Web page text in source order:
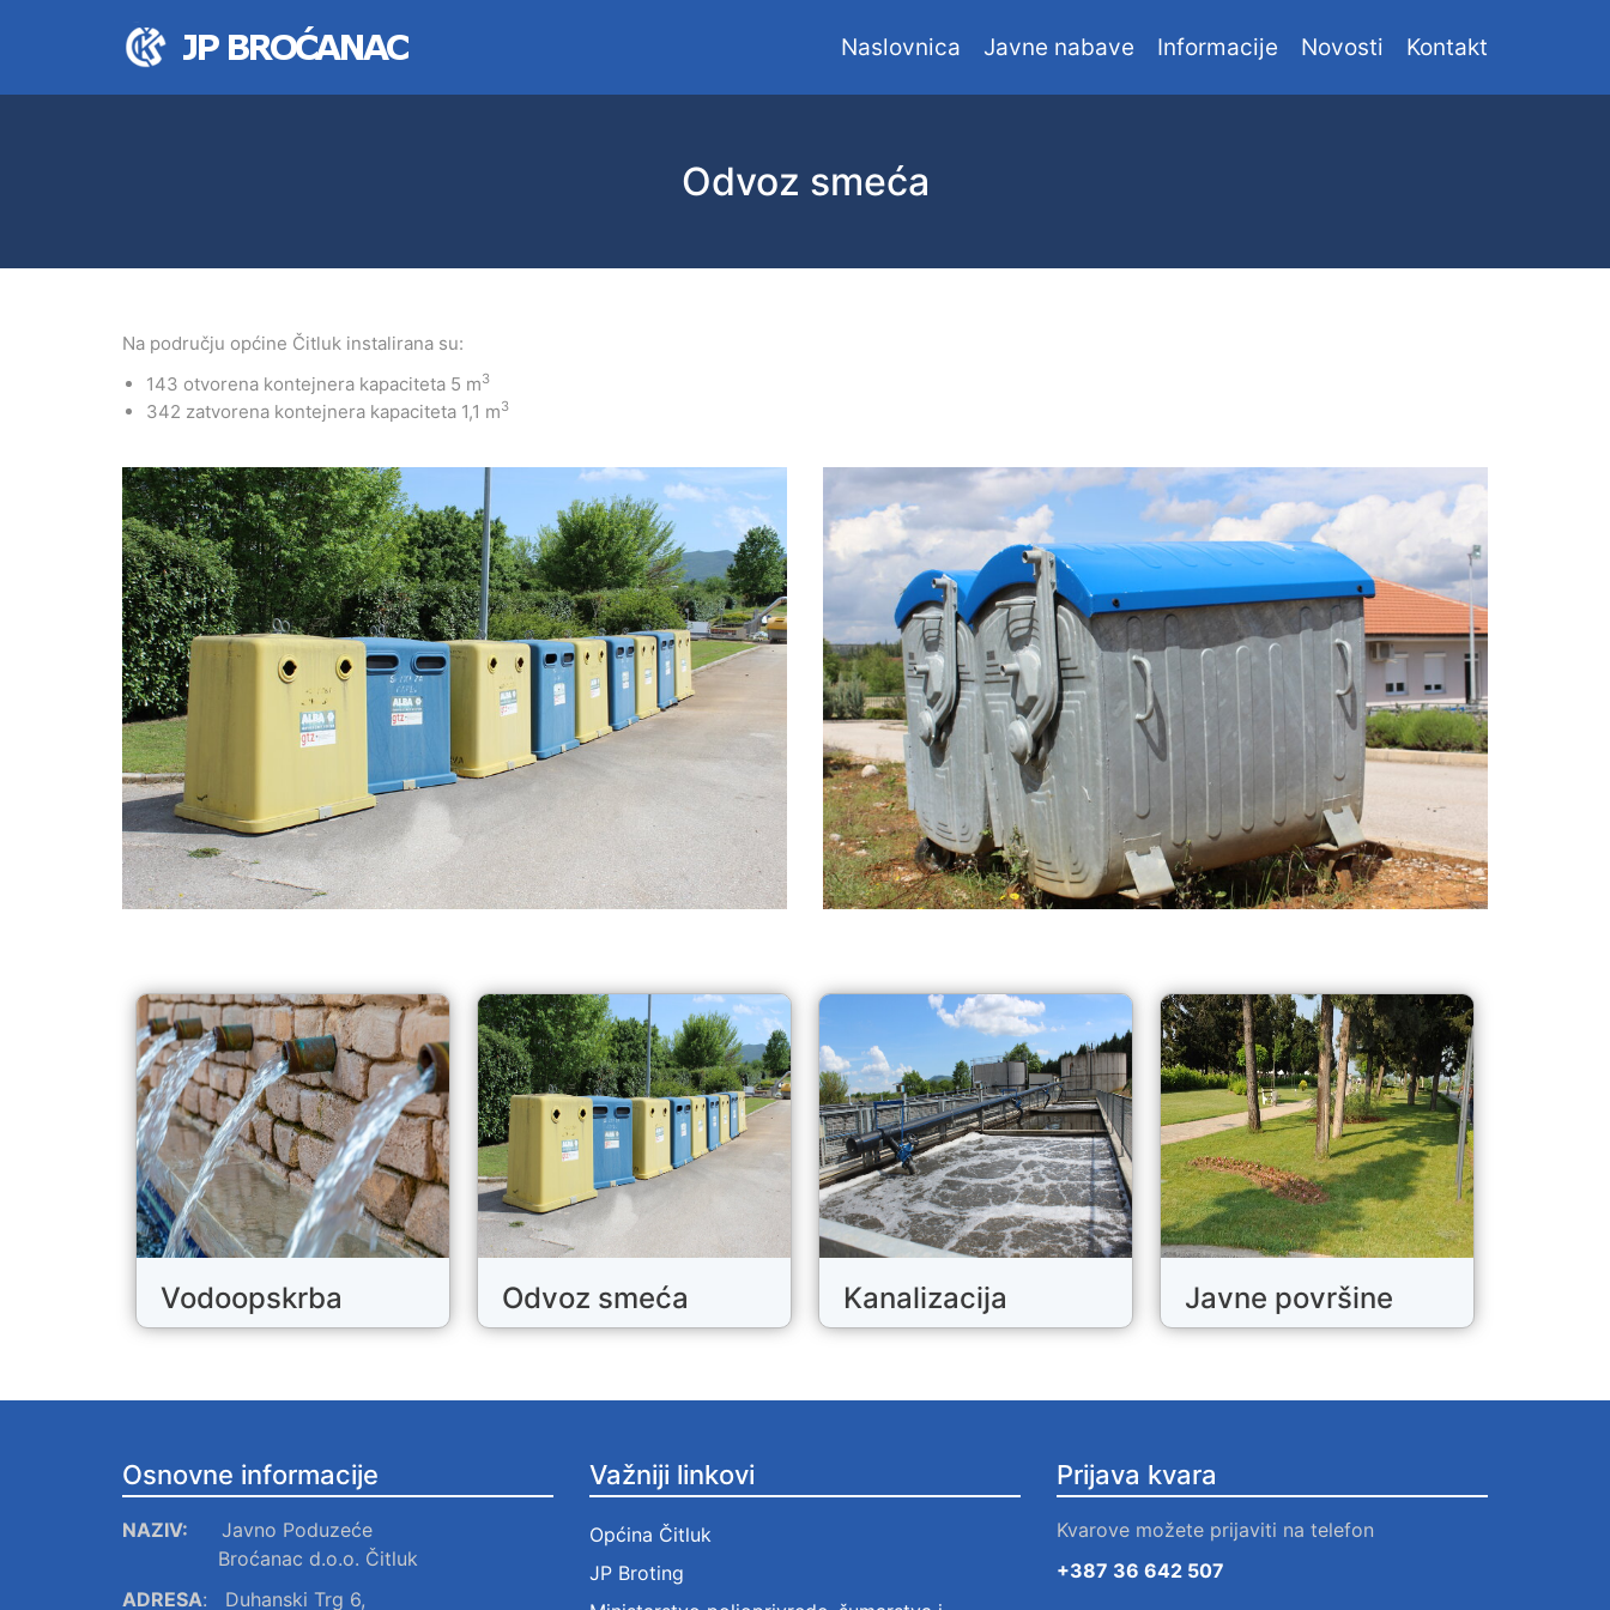
Naslovnica Javne nabave Informacije Novosti Kontakt
Odvoz smeća
Na području općine Čitluk instalirana su:
143 otvorena kontejnera kapaciteta 5 m3
342 zatvorena kontejnera kapaciteta 1,1 m3
Vodoopskrba Odvoz smeća Kanalizacija Javne površine
Osnovne informacije
NAZIV:
Javno Poduzeće
Broćanac d.o.o. Čitluk
ADRESA: Duhanski Trg 6,
Važniji linkovi
Općina Čitluk
JP Broting
Prijava kvara
Kvarove možete prijaviti na telefon
+387 36 642 507